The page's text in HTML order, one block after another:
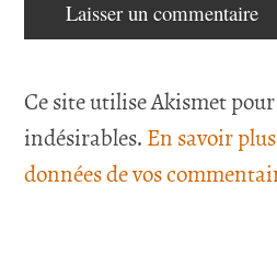
Ce site utilise Akismet
indésirables. En savoir
données de vos